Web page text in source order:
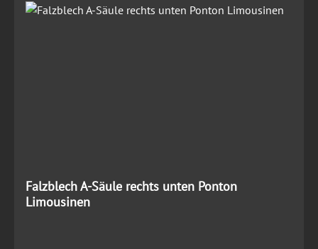
Falzblech A-Säule rechts unten Ponton
Limousinen